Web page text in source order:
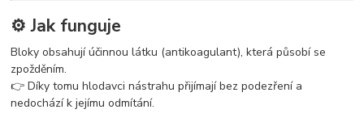
⚙️ Jak funguje
Bloky obsahují účinnou látku (antikoagulant), která působí se
zpožděním.
👉 Díky tomu hlodavci nástrahu přijímají bez podezření a
nedochází k jejímu odmítání.